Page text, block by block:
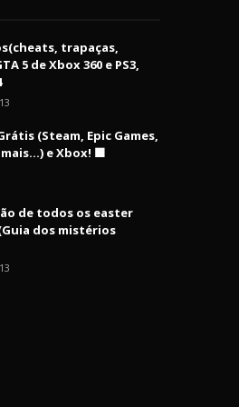
trapaças,
5 de Xbox 360 e PS3,
(Steam, Epic Games,
e Xbox! 🟩
de todos os easter
dos mistérios